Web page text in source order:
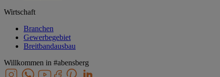
Wirtschaft
Branchen
Gewerbegebiet
Breitbandausbau
Willkommen in #abensberg